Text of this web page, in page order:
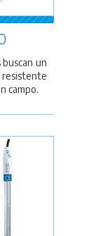
buscan un
campo.